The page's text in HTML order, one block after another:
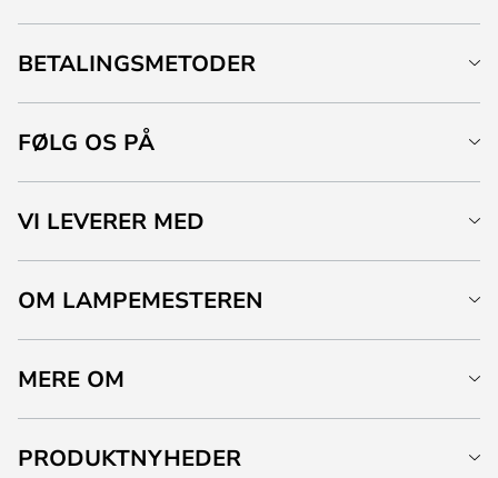
BETALINGSMETODER
FØLG OS PÅ
VI LEVERER MED
OM LAMPEMESTEREN
MERE OM
PRODUKTNYHEDER